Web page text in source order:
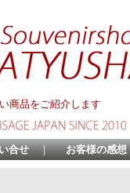
商品をご紹介します
合せ ｜ お客様の感想